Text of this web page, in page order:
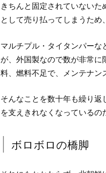
きちんと固定されていない
として売り払ってしまうため
マルチプル・タイタンパー
が、外国製なので数が非常
料、燃料不足で、メンテナン
そんなことを数十年も繰り
を支えきれなくなっているの
ボロボロの橋脚